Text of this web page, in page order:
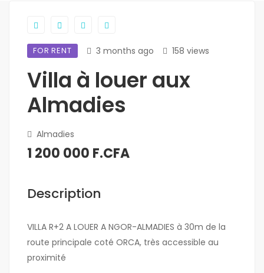
FOR RENT 3 months ago 158 views
Villa à louer aux
Almadies
Almadies
1 200 000 F.CFA
Description
VILLA R+2 A LOUER A NGOR-ALMADIES à 30m de la
route principale coté ORCA, très accessible au
proximité